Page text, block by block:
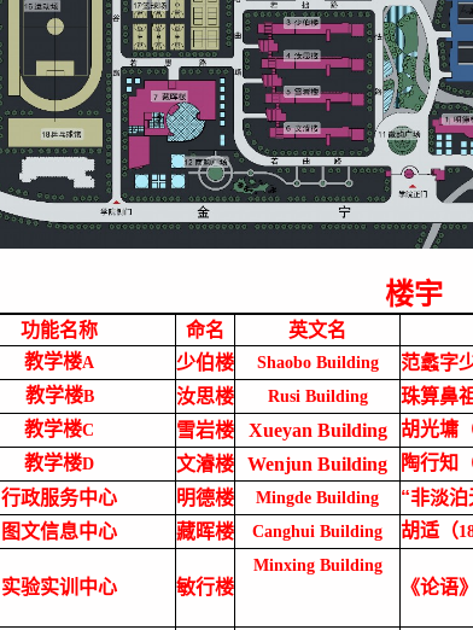
楼宇
功能名称 命名 英文名
教学楼A 少伯楼 Shaobo Building
范蠡字
教学楼B 汝思楼 Rusi Building
珠算鼻
教学楼C 雪岩楼 Xueyan Building
胡光墉
教学楼D 文濬楼 Wenjun Building
陶行知
行政服务中心
明德楼 Mingde Building
“非淡
图文信息中心
藏晖楼 Canghui Building 胡适（
实验实训中心 敏行楼
Minxing Building
《论语